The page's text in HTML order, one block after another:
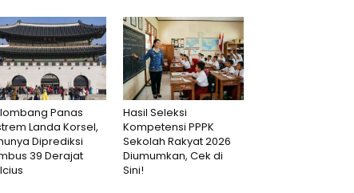
Panas
Landa Korsel,
Diprediksi
39 Derajat
Hasil Seleksi
Kompetensi PPPK
Sekolah Rakyat 2026
Diumumkan, Cek di
Sini!